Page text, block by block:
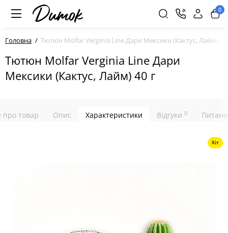
0
Головна Тютюн Molfar Verginia Line Дари Мексики (Кактус, Лайм) 40
Тютюн Molfar Verginia Line Дари
Мексики (Кактус, Лайм) 40 г
про товар Опис Характеристики Відгуки 0
Хіт